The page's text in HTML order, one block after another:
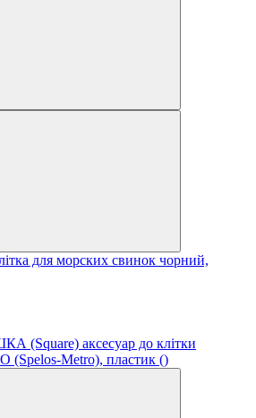
для морских свинок чорний,